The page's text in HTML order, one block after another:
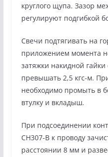
круглого щупа. Зазор
регулируют подгибкой
Свечи подтягивать на
приложением момента
затяжки накидной
превышать 2,5 кгс-м.
необходимо промыть в
втулку и вкладыш.
При подсоединении
СН307-В к проводу
расстоянии 8 мм и